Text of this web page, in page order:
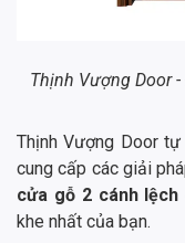
Thịnh Vượng Door
Thịnh Vượng Door
cung cấp các giải
cửa gỗ 2 cánh lệch
khe nhất của bạn.